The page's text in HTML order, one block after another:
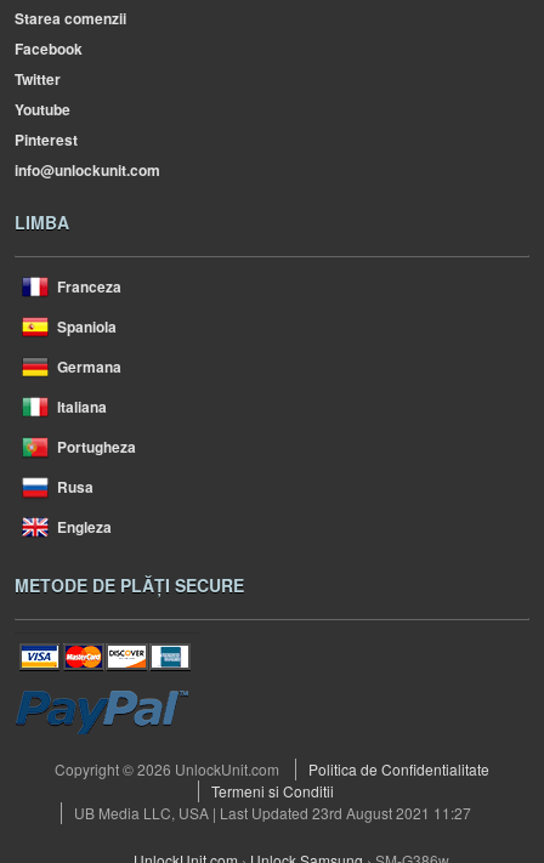
Starea comenzii
Facebook
Twitter
Youtube
Pinterest
info@unlockunit.com
LIMBA
Franceza
Spaniola
Germana
Italiana
Portugheza
Rusa
Engleza
METODE DE PLĂȚI SECURE
Copyright © 2026 UnlockUnit.com
Politica de Confidentialitate
Termeni si Conditii
UB Media LLC, USA | Last Updated 23rd August 2021 11:27